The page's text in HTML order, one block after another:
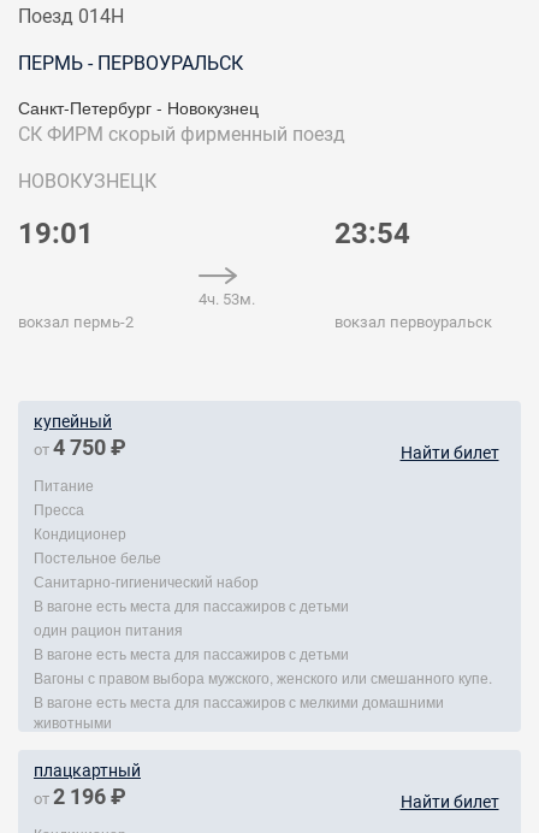
Поезд 014Н
ПЕРМЬ - ПЕРВОУРАЛЬСК
Санкт-Петербург - Новокузнец
СК ФИРМ скорый фирменный поезд
НОВОКУЗНЕЦК
19:01
вокзал пермь-2
4ч. 53м.
23:54
вокзал первоуральск
купейный
от 4 750 ₽ Найти билет
Питание
Пресса
Кондиционер
Постельное белье
Санитарно-гигиенический набор
В вагоне есть места для пассажиров с детьми
один рацион питания
В вагоне есть места для пассажиров с детьми
Вагоны с правом выбора мужского, женского или смешанного купе.
В вагоне есть места для пассажиров с мелкими домашними
животными
плацкартный
от 2 196 ₽ Найти билет